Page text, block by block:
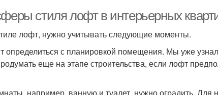
стиля лофт в интерьерных
лофт, нужно учитывать следующие моменты.
определиться с планировкой помещения. Мы уже
еще на этапе строительства, если лофт